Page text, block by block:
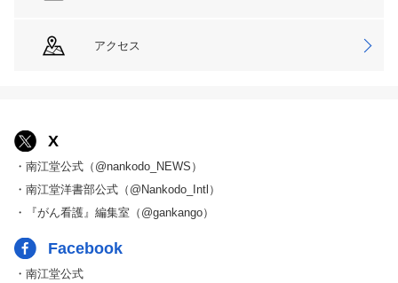
アクセス
X
・南江堂公式（@nankodo_NEWS）
・南江堂洋書部公式（@Nankodo_Intl）
・『がん看護』編集室（@gankango）
Facebook
・南江堂公式